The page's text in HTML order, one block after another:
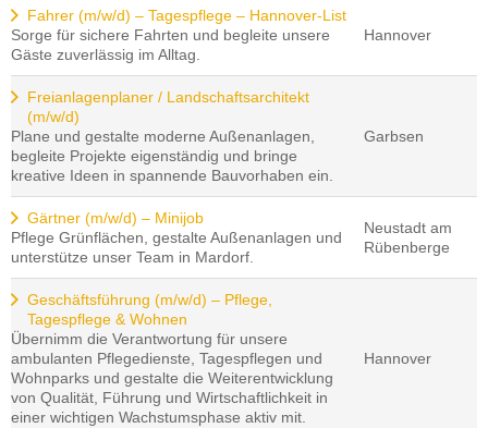
Fahrer (m/w/d) – Tagespflege – Hannover-List
Sorge für sichere Fahrten und begleite unsere
Gäste zuverlässig im Alltag.
Hannover
Freianlagenplaner / Landschaftsarchitekt
(m/w/d)
Plane und gestalte moderne Außenanlagen,
begleite Projekte eigenständig und bringe
kreative Ideen in spannende Bauvorhaben ein.
Garbsen
Gärtner (m/w/d) – Minijob
Pflege Grünflächen, gestalte Außenanlagen und
unterstütze unser Team in Mardorf.
Neustadt am
Rübenberge
Geschäftsführung (m/w/d) – Pflege,
Tagespflege & Wohnen
Übernimm die Verantwortung für unsere
ambulanten Pflegedienste, Tagespflegen und
Wohnparks und gestalte die Weiterentwicklung
von Qualität, Führung und Wirtschaftlichkeit in
einer wichtigen Wachstumsphase aktiv mit.
Hannover